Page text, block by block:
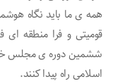
همه ی ما باید نگاه
قومیتی و فرا منطقه ای
ششمین دوره ی مجلس
اسلامی راه پیدا کنند.